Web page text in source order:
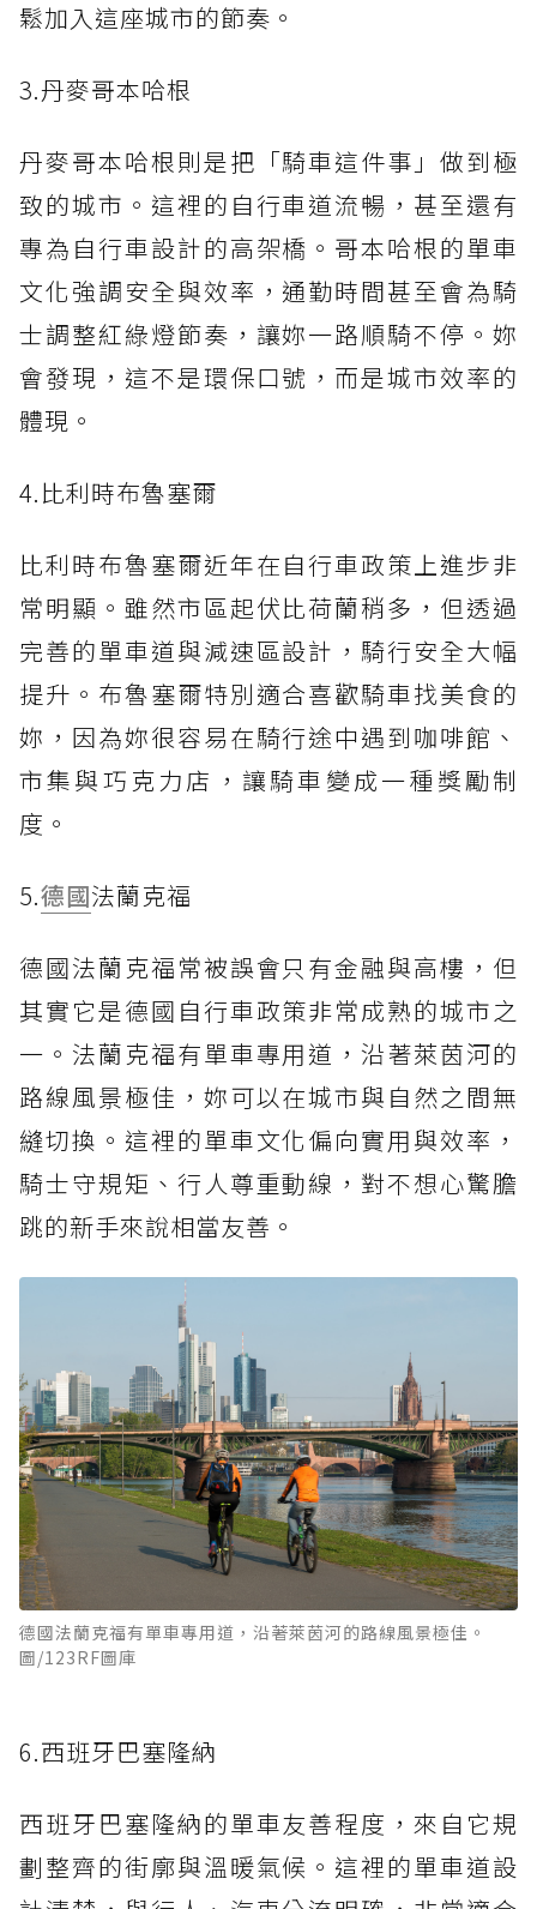
鬆加入這座城市的節奏。
3.丹麥哥本哈根
丹麥哥本哈根則是把「騎車這件事」做到極
致的城市。這裡的自行車道流暢，甚至還有
專為自行車設計的高架橋。哥本哈根的單車
文化強調安全與效率，通勤時間甚至會為騎
士調整紅綠燈節奏，讓妳一路順騎不停。妳
會發現，這不是環保口號，而是城市效率的
體現。
4.比利時布魯塞爾
比利時布魯塞爾近年在自行車政策上進步非
常明顯。雖然市區起伏比荷蘭稍多，但透過
完善的單車道與減速區設計，騎行安全大幅
提升。布魯塞爾特別適合喜歡騎車找美食的
妳，因為妳很容易在騎行途中遇到咖啡館、
市集與巧克力店，讓騎車變成一種獎勵制
度。
5.德國法蘭克福
德國法蘭克福常被誤會只有金融與高樓，但
其實它是德國自行車政策非常成熟的城市之
一。法蘭克福有單車專用道，沿著萊茵河的
路線風景極佳，妳可以在城市與自然之間無
縫切換。這裡的單車文化偏向實用與效率，
騎士守規矩、行人尊重動線，對不想心驚膽
跳的新手來說相當友善。
德國法蘭克福有單車專用道，沿著萊茵河的路線風景極佳。
圖/123RF圖庫
6.西班牙巴塞隆納
西班牙巴塞隆納的單車友善程度，來自它規
劃整齊的街廓與溫暖氣候。這裡的單車道設